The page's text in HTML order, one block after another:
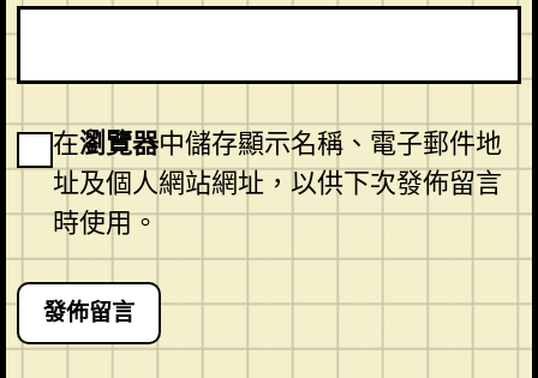
在瀏覽器中儲存顯示名稱、電子郵件地
址及個人網站網址，以供下次發佈留言
時使用。